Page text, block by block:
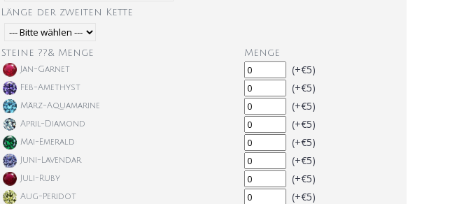
Länge der zweiten Kette
Steine ??& Menge Menge
Jan-Garnet (+€5)
Feb-Amethyst (+€5)
März-Aquamarine (+€5)
April-Diamond (+€5)
Mai-Emerald (+€5)
Juni-Lavendar (+€5)
Juli-Ruby (+€5)
Aug-Peridot (+€5)